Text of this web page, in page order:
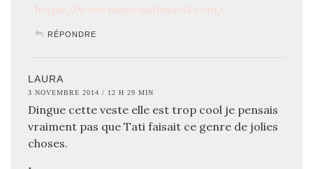
https://www.marieandmood.com/
RÉPONDRE
LAURA
3 NOVEMBRE 2014 / 12 H 29 MIN
Dingue cette veste elle est trop cool je pensais
vraiment pas que Tati faisait ce genre de jolies
choses.